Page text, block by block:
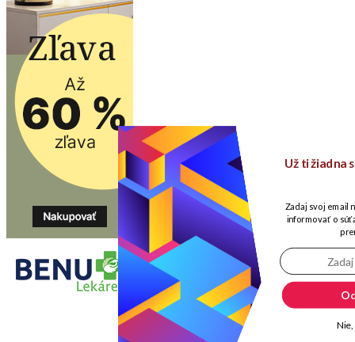
Už ti žiadna
Zadaj svoj email
informovať o